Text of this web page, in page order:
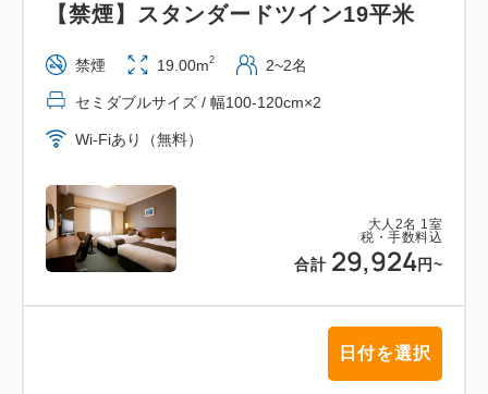
乗り換えや混雑を避け、快適に上高地までアクセスで
きます。
ボタクシーではないため最大4名様までのご案内にな
ります)
【※ご注意事項※】
・タクシー出発時間の変更はいたしかねます。
・チェックアウト日の朝がタクシー出発時間になりま
・ 本プランは「行き（アルピコプラザホテル→上高
地）」の片道タクシー送迎付きプランです。
大人 2名 1 室
税・手数料込
合計 29,924円~
【禁煙】スタンダードツイン19平米
禁煙 19.00m2 2~2名
セミダブルサイズ / 幅100-120cm×2
Wi-Fiあり（無料）
日付を選択